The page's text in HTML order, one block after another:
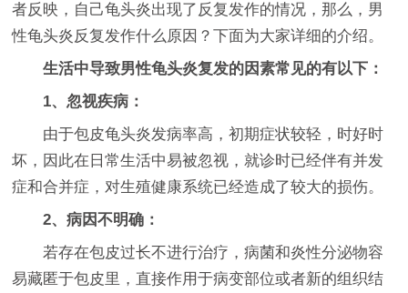
者反映，自己龟头炎出现了反复发作的情况，那么，男
性龟头炎反复发作什么原因？下面为大家详细的介绍。
生活中导致男性龟头炎复发的因素常见的有以下：
1、忽视疾病：
由于包皮龟头炎发病率高，初期症状较轻，时好时
坏，因此在日常生活中易被忽视，就诊时已经伴有并发
症和合并症，对生殖健康系统已经造成了较大的损伤。
2、病因不明确：
若存在包皮过长不进行治疗，病菌和炎性分泌物容
易藏匿于包皮里，直接作用于病变部位或者新的组织结